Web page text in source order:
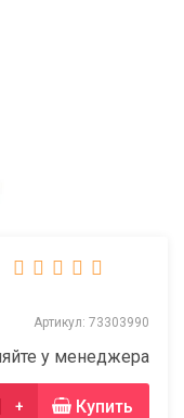
Артикул: 73303990
у менеджера
+ Купить